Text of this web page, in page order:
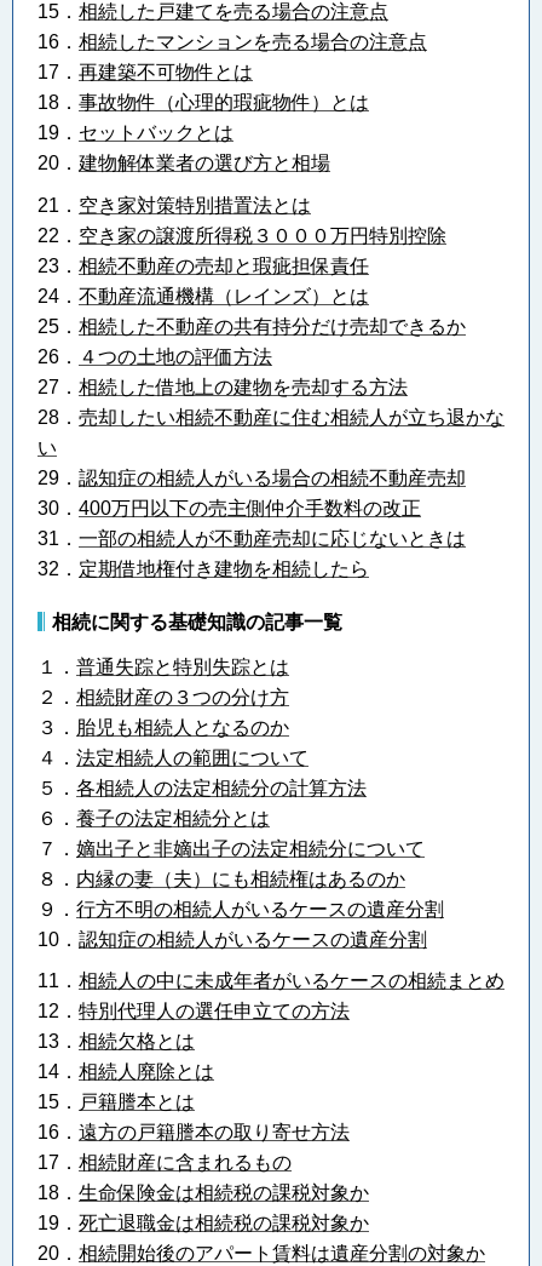
15． 相続した戸建てを売る場合の注意点
16． 相続したマンションを売る場合の注意点
17． 再建築不可物件とは
18． 事故物件（心理的瑕疵物件）とは
19． セットバックとは
20． 建物解体業者の選び方と相場
21． 空き家対策特別措置法とは
22． 空き家の譲渡所得税３０００万円特別控除
23． 相続不動産の売却と瑕疵担保責任
24． 不動産流通機構（レインズ）とは
25． 相続した不動産の共有持分だけ売却できるか
26． ４つの土地の評価方法
27． 相続した借地上の建物を売却する方法
28． 売却したい相続不動産に住む相続人が立ち退かな
い
29． 認知症の相続人がいる場合の相続不動産売却
30． 400万円以下の売主側仲介手数料の改正
31． 一部の相続人が不動産売却に応じないときは
32． 定期借地権付き建物を相続したら
相続に関する基礎知識の記事一覧
１． 普通失踪と特別失踪とは
２． 相続財産の３つの分け方
３． 胎児も相続人となるのか
４． 法定相続人の範囲について
５． 各相続人の法定相続分の計算方法
６． 養子の法定相続分とは
７． 嫡出子と非嫡出子の法定相続分について
８． 内縁の妻（夫）にも相続権はあるのか
９． 行方不明の相続人がいるケースの遺産分割
10． 認知症の相続人がいるケースの遺産分割
11． 相続人の中に未成年者がいるケースの相続まとめ
12． 特別代理人の選任申立ての方法
13． 相続欠格とは
14． 相続人廃除とは
15． 戸籍謄本とは
16． 遠方の戸籍謄本の取り寄せ方法
17． 相続財産に含まれるもの
18 ． 生命保険金は相続税の課税対象か
19． 死亡退職金は相続税の課税対象か
20． 相続開始後のアパート賃料は遺産分割の対象か